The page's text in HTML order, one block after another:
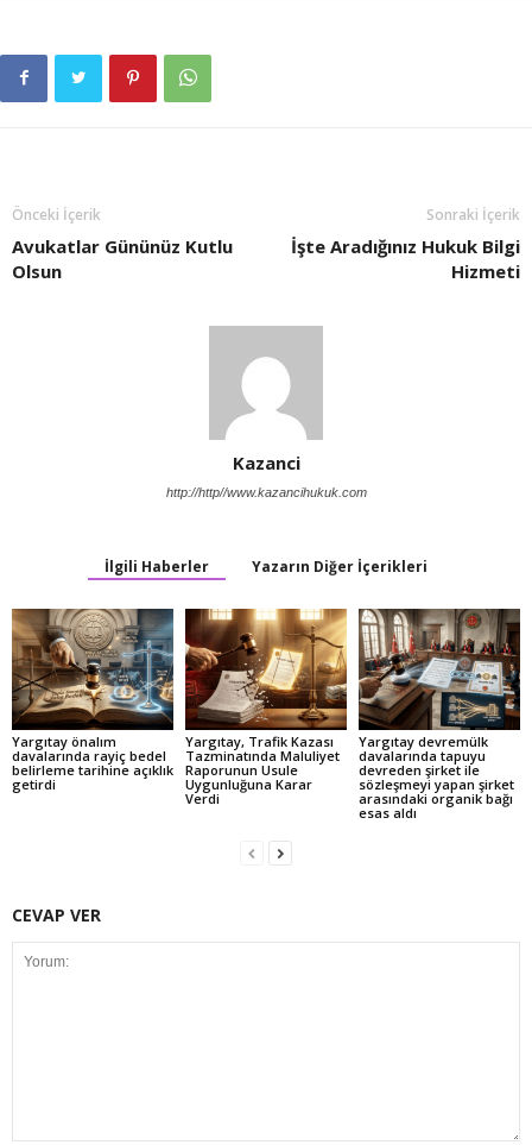
Önceki İçerik
Avukatlar Gününüz Kutlu
Olsun
Sonraki İçerik
İşte Aradığınız Hukuk Bilgi
Hizmeti
Kazanci
http://http//www.kazancihukuk.com
İlgili Haberler Yazarın Diğer İçerikleri
Yargıtay önalım
davalarında rayiç bedel
belirleme tarihine açıklık
getirdi
Yargıtay, Trafik Kazası
Tazminatında Maluliyet
Raporunun Usule
Uygunluğuna Karar
Verdi
Yargıtay devremülk
davalarında tapuyu
devreden şirket ile
sözleşmeyi yapan şirket
arasındaki organik bağı
esas aldı
CEVAP VER